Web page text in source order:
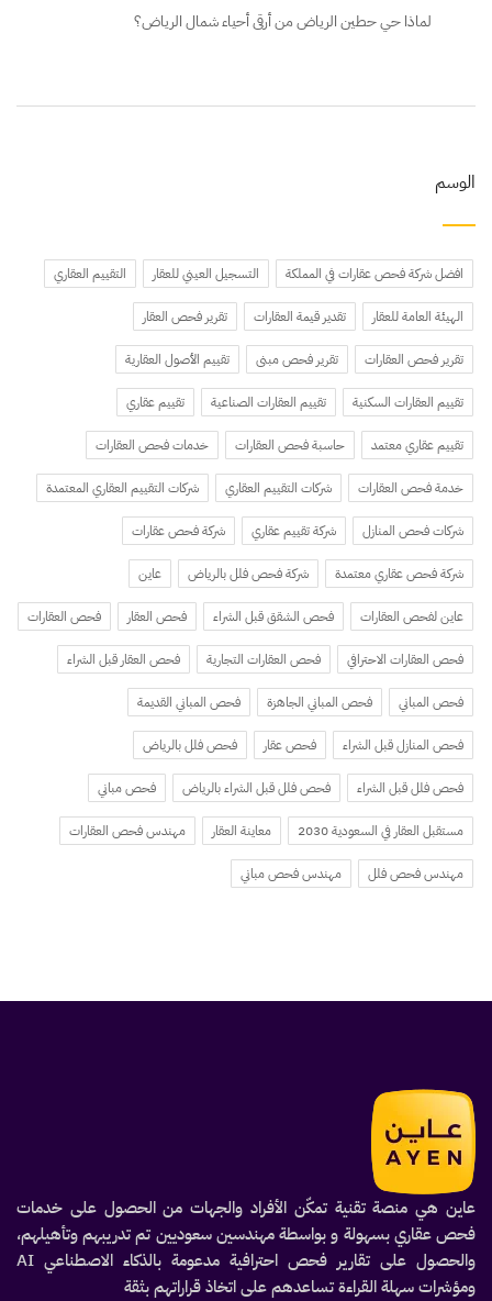
لماذا حي حطين الرياض من أرقى أحياء شمال الرياض؟
الوسم
افضل شركة فحص عقارات في المملكة التسجيل العيني للعقار التقييم العقاري
الهيئة العامة للعقار تقدير قيمة العقارات تقرير فحص العقار
تقرير فحص العقارات تقرير فحص مبنى تقييم الأصول العقارية
تقييم العقارات السكنية تقييم العقارات الصناعية تقييم عقاري
تقييم عقاري معتمد حاسبة فحص العقارات خدمات فحص العقارات
خدمة فحص العقارات شركات التقييم العقاري شركات التقييم العقاري المعتمدة
شركات فحص المنازل شركة تقييم عقاري شركة فحص عقارات
شركة فحص عقاري معتمدة شركة فحص فلل بالرياض عاين
عاين لفحص العقارات فحص الشقق قبل الشراء فحص العقار فحص العقارات
فحص العقارات الاحترافي فحص العقارات التجارية فحص العقار قبل الشراء
فحص المباني فحص المباني الجاهزة فحص المباني القديمة
فحص المنازل قبل الشراء فحص عقار فحص فلل بالرياض
فحص فلل قبل الشراء فحص فلل قبل الشراء بالرياض فحص مباني
مستقبل العقار في السعودية 2030 معاينة العقار مهندس فحص العقارات
مهندس فحص فلل مهندس فحص مباني
عاين هي منصة تقنية تمكّن الأفراد والجهات من الحصول على خدمات
فحص عقاري بسهولة و بواسطة مهندسين سعوديين تم تدريبهم وتأهيلهم،
والحصول على تقارير فحص احترافية مدعومة بالذكاء الاصطناعي AI
ومؤشرات سهلة القراءة تساعدهم على اتخاذ قراراتهم بثقة